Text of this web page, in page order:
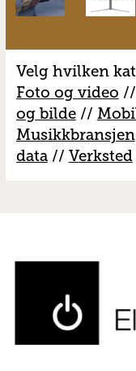
Velg hvilken
Foto og video //
og bilde//
Musikkbransjen
data// Verksted